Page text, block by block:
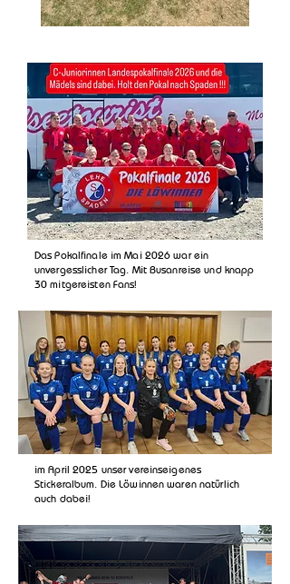
Das Pokalfinale im Mai 2026 war ein
unvergesslicher Tag. Mit Busanreise und knapp
30 mitgereisten Fans!
im April 2025 unser vereinseigenes
Stickeralbum. Die Löwinnen waren natürlich
auch dabei!